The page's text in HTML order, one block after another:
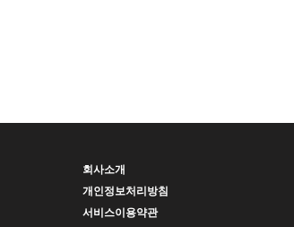
회사소개
개인정보처리방침
서비스이용약관